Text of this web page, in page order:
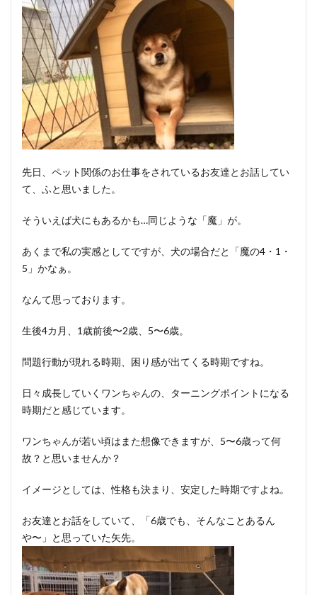
先日、ペット関係のお仕事をされているお友達とお話してい
て、ふと思いました。
そういえば犬にもあるかも…同じような「魔」が。
あくまで私の実感としてですが、犬の場合だと「魔の4・1・
5」かなぁ。
なんて思っております。
生後4カ月、1歳前後〜2歳、5〜6歳。
問題行動が現れる時期、困り感が出てくる時期ですね。
日々成長していくワンちゃんの、ターニングポイントになる
時期だと感じています。
ワンちゃんが若い頃はまた想像できますが、5〜6歳って何
故？と思いませんか？
イメージとしては、性格も決まり、安定した時期ですよね。
お友達とお話をしていて、「6歳でも、そんなことあるん
や〜」と思っていた矢先。